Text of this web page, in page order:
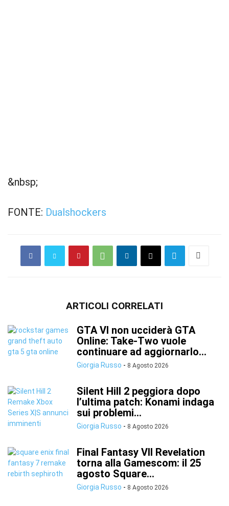
&nbsp;
FONTE: Dualshockers
ARTICOLI CORRELATI
GTA VI non ucciderà GTA
Online: Take-Two vuole
continuare ad aggiornarlo...
Giorgia Russo - 8 Agosto 2026
Silent Hill 2 peggiora dopo
l’ultima patch: Konami indaga
sui problemi...
Giorgia Russo - 8 Agosto 2026
Final Fantasy VII Revelation
torna alla Gamescom: il 25
agosto Square...
Giorgia Russo - 8 Agosto 2026